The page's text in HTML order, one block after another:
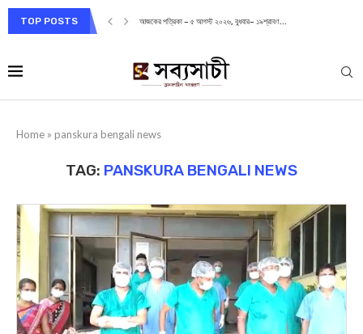
TOP POSTS আজকের পত্রিকা – ৫ আগস্ট ২০২৬, বুধবার– ১৯শ্রাবণ...
Home » panskura bengali news
TAG: PANSKURA BENGALI NEWS